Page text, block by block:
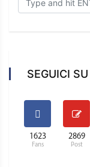
SEGUICI SU
1623
Fans
2869
Post